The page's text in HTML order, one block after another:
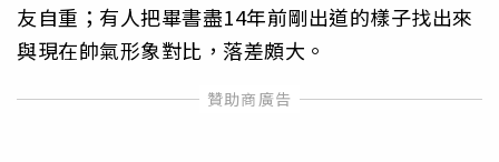
友自重；有人把畢書盡14年前剛出道的樣子找出來
與現在帥氣形象對比，落差頗大。